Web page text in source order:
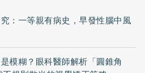
：一等親有病史，早發性腦中風
模糊？眼科醫師解析「圓錐角